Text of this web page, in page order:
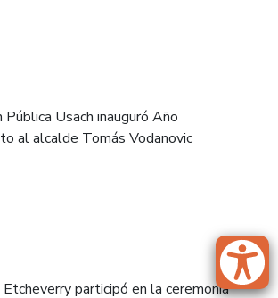
Usach inauguró Año
al alcalde Tomás Vodanovic
participó en la ceremonia